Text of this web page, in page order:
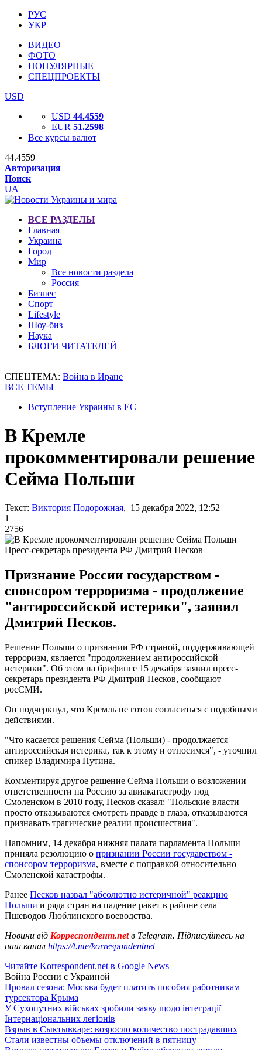
РУС
УКР
ВИДЕО
ФОТО
ПОПУЛЯРНЫЕ
СПЕЦПРОЕКТЫ
USD
USD 44.4559
EUR 51.2598
Все курсы валют
44.4559
Авторизация
Поиск
UA
ВСЕ РАЗДЕЛЫ
Главная
Украина
Город
Мир
Все новости раздела
Россия
Бизнес
Спорт
Lifestyle
Шоу-биз
Наука
БЛОГИ ЧИТАТЕЛЕЙ
СПЕЦТЕМА: Война в Иране
ВСЕ ТЕМЫ
Вступление Украины в ЕС
В Кремле
прокомментировали решение
Сейма Польши
Текст: Виктория Подорожная, 15 декабря 2022, 12:52
1
2756
Пресс-секретарь президента РФ Дмитрий Песков
Признание России государством -
спонсором терроризма - продолжение
"антироссийской истерики", заявил
Дмитрий Песков.
Решение Польши о признании РФ страной, поддерживающей
терроризм, является "продолжением антироссийской
истерики". Об этом на брифинге 15 декабря заявил пресс-
секретарь президента РФ Дмитрий Песков, сообщают
росСМИ.
Он подчеркнул, что Кремль не готов согласиться с подобными
действиями.
"Что касается решения Сейма (Польши) - продолжается
антироссийская истерика, так к этому и относимся", - уточнил
спикер Владимира Путина.
Комментируя другое решение Сейма Польши о возложении
ответственности на Россию за авиакатастрофу под
Смоленском в 2010 году, Песков сказал: "Польские власти
просто отказываются смотреть правде в глаза, отказываются
признавать трагические реалии происшествия".
Напомним, 14 декабря нижняя палата парламента Польши
приняла резолюцию о признании России государством -
спонсором терроризма, вместе с поправкой относительно
Смоленской катастрофы.
Ранее Песков назвал "абсолютно истеричной" реакцию
Польши и ряда стран на падение ракет в районе села
Пшеводов Люблинского воеводства.
Новини від Корреспондент.netв Telegram. Підписуйтесь на
наш канал https://t.me/korrespondentnet
Читайте Korrespondent.net в Google News
Война России с Украиной
Провал сезона: Москва будет платить пособия работникам
турсектора Крыма
У Сухопутних військах зробили заяву щодо інтеграції
Інтернаціональних легіонів
Взрыв в Сыктывкаре: возросло количество пострадавших
Стали известны объемы отключений в пятницу